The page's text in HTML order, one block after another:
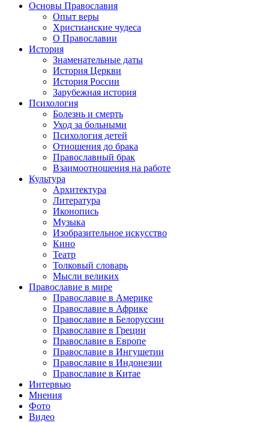
Основы Православия
Опыт веры
Христианские чудеса
О Православии
История
Знаменательные даты
История Церкви
История России
Зарубежная история
Психология
Болезнь и смерть
Уход за больными
Психология детей
Отношения до брака
Православный брак
Взаимоотношения на работе
Культура
Архитектура
Литература
Иконопись
Музыка
Изобразительное искусство
Кино
Театр
Толковый словарь
Мысли великих
Православие в мире
Православие в Америке
Православие в Африке
Православие в Белоруссии
Православие в Греции
Православие в Европе
Православие в Ингушетии
Православие в Индонезии
Православие в Китае
Интервью
Мнения
Фото
Видео